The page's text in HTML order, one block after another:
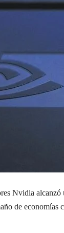
Nvidia
de economías